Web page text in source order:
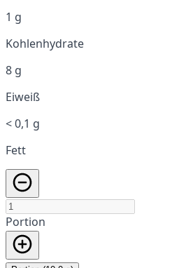
1 g
Kohlenhydrate
8 g
Eiweiß
< 0,1 g
Fett
Portion